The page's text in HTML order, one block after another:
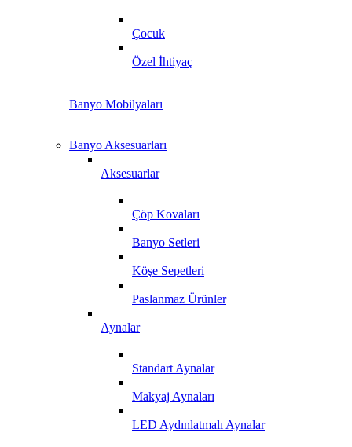
Çocuk
Özel İhtiyaç
Banyo Mobilyaları
Banyo Aksesuarları
Aksesuarlar
Çöp Kovaları
Banyo Setleri
Köşe Sepetleri
Paslanmaz Ürünler
Aynalar
Standart Aynalar
Makyaj Aynaları
LED Aydınlatmalı Aynalar